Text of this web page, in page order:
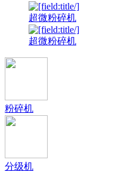
超微粉碎机
超微粉碎机
粉碎机
分级机